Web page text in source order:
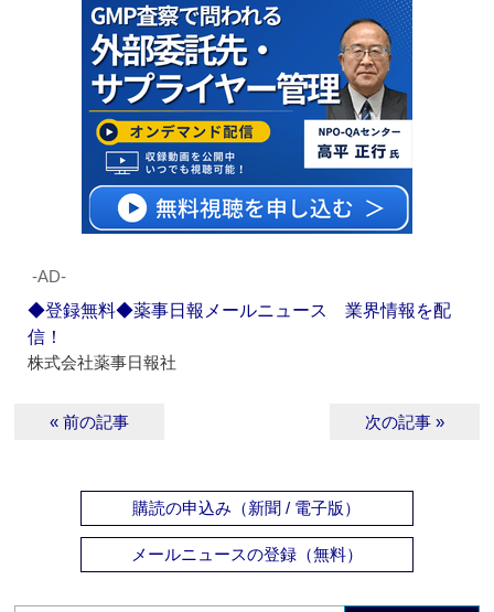
‐AD‐
◆登録無料◆薬事日報メールニュース 業界情報を配
信！
株式会社薬事日報社
« 前の記事 次の記事 »
購読の申込み（新聞 / 電子版）
メールニュースの登録（無料）